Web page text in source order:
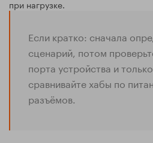
при нагрузке.
Если кратко: сначала
сценарий, потом
порта устройства и
сравнивайте хабы по
разъёмов.